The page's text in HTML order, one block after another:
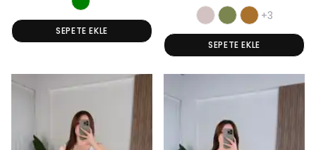
SEPETE EKLE
+3
SEPETE EKLE